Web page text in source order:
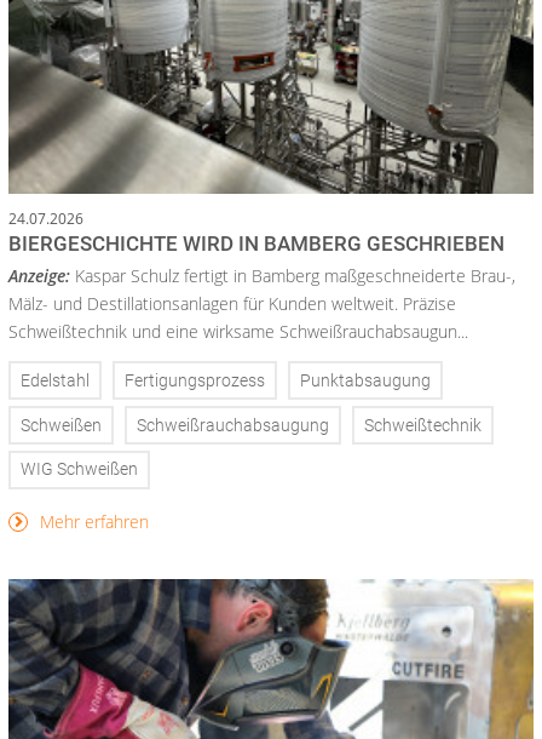
24.07.2026
BIERGESCHICHTE WIRD IN BAMBERG GESCHRIEBEN
Anzeige: Kaspar Schulz fertigt in Bamberg maßgeschneiderte Brau-,
Mälz- und Destillationsanlagen für Kunden weltweit. Präzise
Schweißtechnik und eine wirksame Schweißrauchabsaugun...
Edelstahl Fertigungsprozess Punktabsaugung
Schweißen Schweißrauchabsaugung Schweißtechnik
WIG Schweißen
Mehr erfahren